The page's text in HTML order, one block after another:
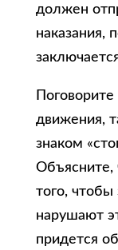
должен
наказания,
движения,
знаком
Объясните,
того,
нарушают
придется